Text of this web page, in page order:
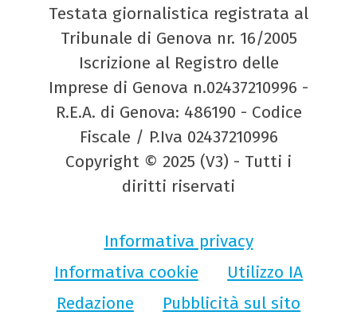
Testata giornalistica registrata al
Tribunale di Genova nr. 16/2005
Iscrizione al Registro delle
Imprese di Genova n.02437210996 -
R.E.A. di Genova: 486190 - Codice
Fiscale / P.Iva 02437210996
Copyright © 2025 (V3) - Tutti i
diritti riservati
Informativa privacy
Informativa cookie
Utilizzo IA
Redazione
Pubblicità sul sito